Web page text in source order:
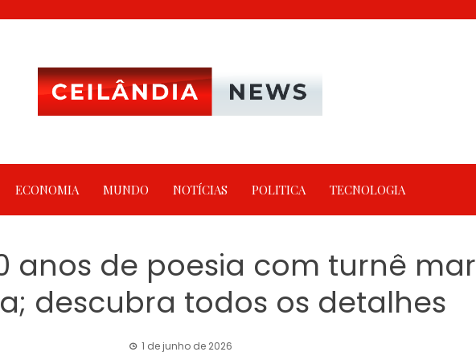
ECONOMIA MUNDO NOTÍCIAS POLITICA TECNOLOGIA
anos de poesia com turnê
descubra todos os detalhes
1 de junho de 2026